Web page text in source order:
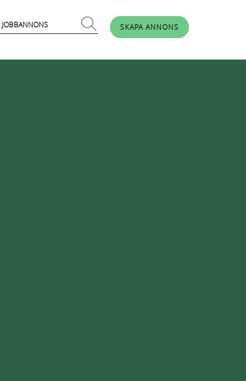
SKAPA ANNONS